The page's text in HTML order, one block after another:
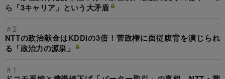
ら「3キャリア」という大矛盾
＃2
NTTの政治献金はKDDIの3倍！菅政権に面従腹背を演じられ
る「政治力の源泉」
＃1